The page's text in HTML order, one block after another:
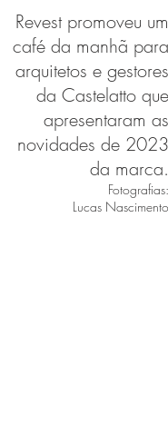
Revest promoveu um
café da manhã para
arquitetos e gestores
da Castelatto que
apresentaram as
novidades de 2023
da marca.
Fotografias:
Lucas Nascimento